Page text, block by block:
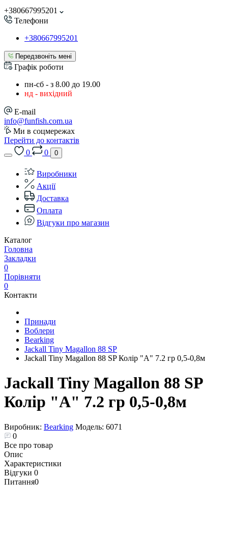
+380667995201
Телефони
+380667995201
Передзвоніть мені
Графік роботи
пн-сб - з 8.00 до 19.00
нд - вихідний
E-mail
info@funfish.com.ua
Ми в соцмережах
Перейти до контактів
0
0 0
Виробники
Акції
Доставка
Оплата
Відгуки про магазин
Каталог
Головна
Закладки
0
Порівняти
0
Контакти
Принади
Воблери
Bearking
Jackall Tiny Magallon 88 SP
Jackall Tiny Magallon 88 SP Колір "A" 7.2 гр 0,5-0,8м
Jackall Tiny Magallon 88 SP
Колір "A" 7.2 гр 0,5-0,8м
Виробник: Bearking Модель: 6071
0
Все про товар
Опис
Характеристики
Відгуки 0
Питання0